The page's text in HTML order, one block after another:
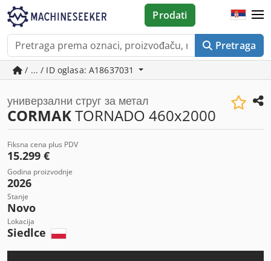
Pretraga
Prodati
/ ... / ID oglasa: A18637031
универзални струг за метал
CORMAKTORNADO 460x2000
Fiksna cena plus PDV
15.299 €
Godina proizvodnje
2026
Stanje
Novo
Lokacija
Siedlce